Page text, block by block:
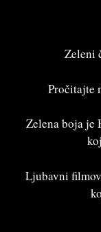
Zeleni
Pročitajte
Zelena boja je
Ljubavni